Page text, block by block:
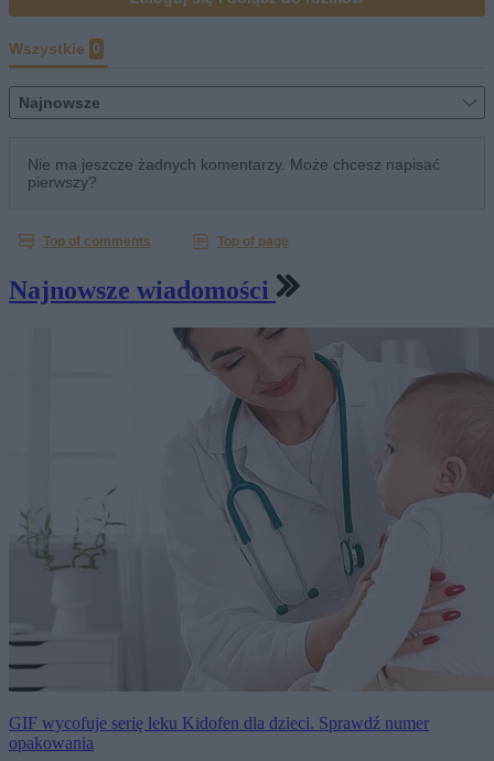
Najnowsze wiadomości
GIF wycofuje serię leku Kidofen dla dzieci. Sprawdź numer
opakowania